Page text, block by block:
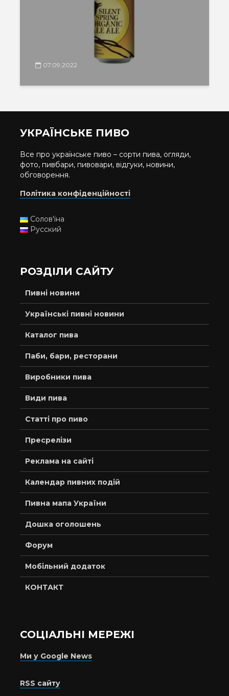
07.09.2022
УКРАЇНСЬКЕ ПИВО
Все про українське пиво – сорти пива, огляди,
фото, пивбари, пивовари, відгуки, новини,
обговорення.
Політика конфіденційності
Солов'їна
Русский
РОЗДІЛИ САЙТУ
Пивні новини
Українські пивні новини
Каталог пива
Паби, бари, ресторани
Виробники пива
Види пива
Статті про пиво
Пресрелізи
Реклама на сайті
Календар пивних подій
Пивна мапа України
Дошка оголошень
Форум
Мобільний додаток
КОНТАКТ
СОЦІАЛЬНІ МЕРЕЖІ
Ми у Google News
RSS сайту